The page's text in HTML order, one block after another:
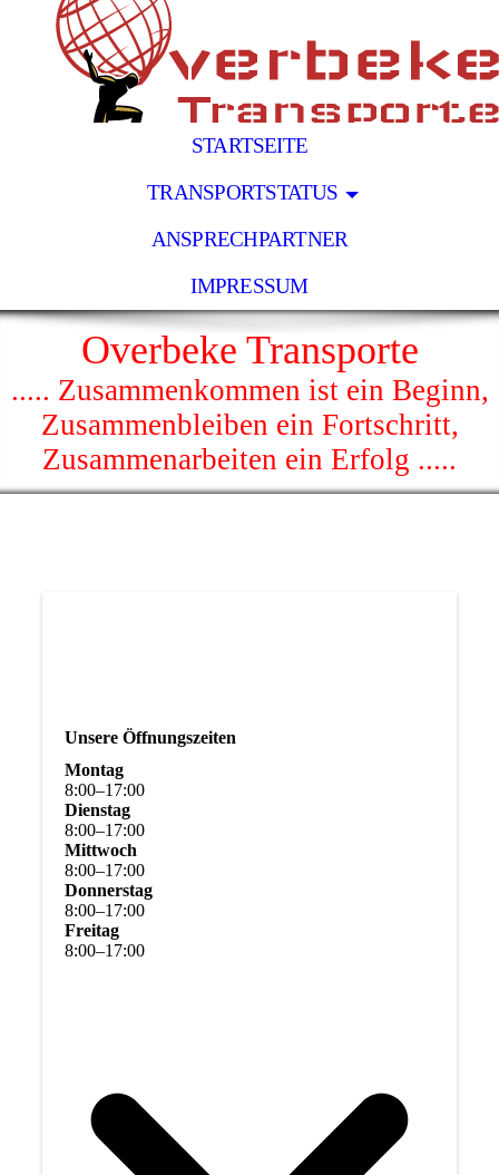
STARTSEITE
TRANSPORTSTATUS
ANSPRECHPARTNER
IMPRESSUM
Overbeke Transporte
..... Zusammenkommen ist ein Beginn,
Zusammenbleiben ein Fortschritt,
Zusammenarbeiten ein Erfolg .....
Unsere Öffnungszeiten
Montag
8:00–17:00
Dienstag
8:00–17:00
Mittwoch
8:00–17:00
Donnerstag
8:00–17:00
Freitag
8:00–17:00